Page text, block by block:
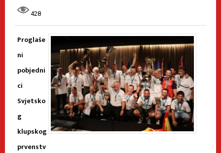
428
Proglaše
ni
pobjedni
ci
Svjetsko
g
klupskog
prvenstv